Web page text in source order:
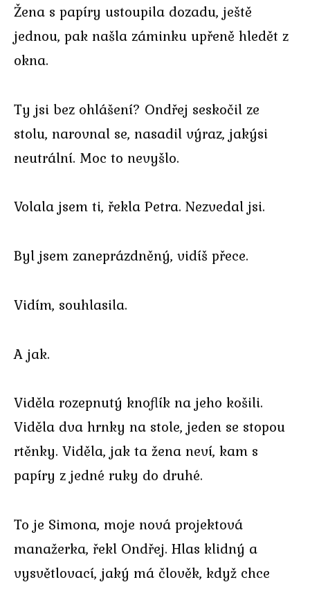
Žena s papíry ustoupila dozadu, ještě
jednou, pak našla záminku upřeně hledět z
okna.
Ty jsi bez ohlášení? Ondřej seskočil ze
stolu, narovnal se, nasadil výraz, jakýsi
neutrální. Moc to nevyšlo.
Volala jsem ti, řekla Petra. Nezvedal jsi.
Byl jsem zaneprázdněný, vidíš přece.
Vidím, souhlasila.
A jak.
Viděla rozepnutý knoflík na jeho košili.
Viděla dva hrnky na stole, jeden se stopou
rtěnky. Viděla, jak ta žena neví, kam s
papíry z jedné ruky do druhé.
To je Simona, moje nová projektová
manažerka, řekl Ondřej. Hlas klidný a
vysvětlovací, jaký má člověk, když chce